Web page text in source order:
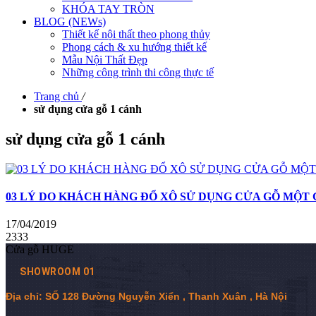
KHÓA TAY TRÒN
BLOG (NEWs)
Thiết kế nội thất theo phong thủy
Phong cách & xu hướng thiết kế
Mẫu Nội Thất Đẹp
Những công trình thi công thực tế
Trang chủ /
sử dụng cửa gỗ 1 cánh
sử dụng cửa gỗ 1 cánh
03 LÝ DO KHÁCH HÀNG ĐỔ XÔ SỬ DỤNG CỬA GỖ MỘT
17/04/2019
2333
Cửa gỗ HUGE
SHOWROOM 01
Địa chỉ: SỐ 128 Đường Nguyễn Xiển , Thanh Xuân , Hà Nội